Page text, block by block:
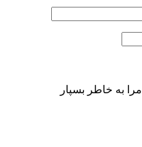
مرا به خاطر بسپار